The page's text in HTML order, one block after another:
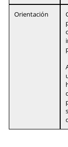
Orientación